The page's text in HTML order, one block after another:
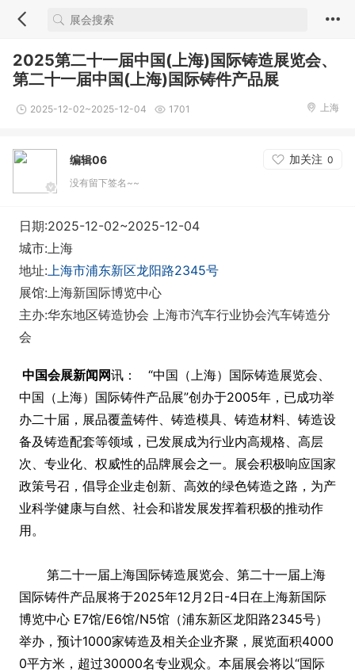
2025第二十一届中国(上海)国际铸造展览会、
第二十一届中国(上海)国际铸件产品展
2025-12-02~2025-12-04 1701 上海
编辑06 加关注 0
没有留下签名~~
日期:2025-12-02~2025-12-04
城市:上海
地址:上海市浦东新区龙阳路2345号
展馆:上海新国际博览中心
主办:华东地区铸造协会 上海市汽车行业协会汽车铸造分
会
中国会展新闻网讯： “中国（上海）国际铸造展览会、
中国（上海）国际铸件产品展”创办于2005年，已成功举
办二十届，展品覆盖铸件、铸造模具、铸造材料、铸造设
备及铸造配套等领域，已发展成为行业内高规格、高层
次、专业化、权威性的品牌展会之一。展会积极响应国家
政策号召，倡导企业走创新、高效的绿色铸造之路，为产
业科学健康与自然、社会和谐发展发挥着积极的推动作
用。
第二十一届上海国际铸造展览会、第二十一届上海
国际铸件产品展将于2025年12月2日-4日在上海新国际
博览中心 E7馆/E6馆/N5馆（浦东新区龙阳路2345号）
举办，预计1000家铸造及相关企业齐聚，展览面积4000
0平方米，超过30000名专业观众。本届展会将以“国际